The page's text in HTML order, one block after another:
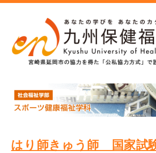
はり師きゅう師 国家試